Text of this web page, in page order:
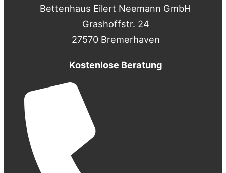
Bettenhaus Eilert Neemann GmbH
Grashoffstr. 24
27570 Bremerhaven
Kostenlose Beratung